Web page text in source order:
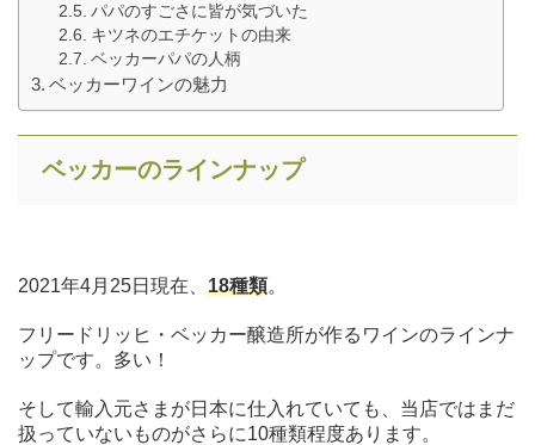
パパのすごさに皆が気づいた
キツネのエチケットの由来
ベッカーパパの人柄
ベッカーワインの魅力
ベッカーのラインナップ
2021年4月25日現在、 18種類。
フリードリッヒ・ベッカー醸造所が作るワインのラインナ
ップです。多い！
そして輸入元さまが日本に仕入れていても、当店ではまだ
扱っていないものがさらに10種類程度あります。